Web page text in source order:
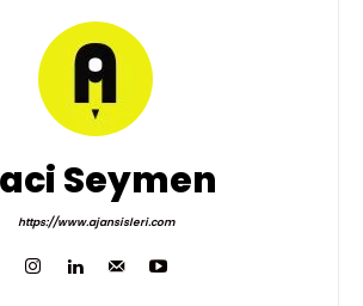
Seymen
https://www.ajansisleri.com